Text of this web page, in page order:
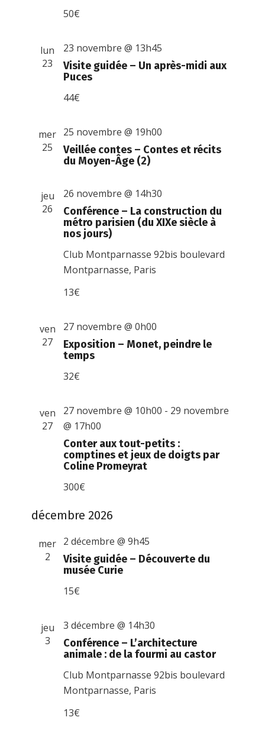
50€
lun
23
Visite guidée – Un après-midi aux
Puces
23 novembre @ 13h45
44€
mer
25
Veillée contes – Contes et récits
du Moyen-Âge (2)
25 novembre @ 19h00
jeu
26
Conférence – La construction du
métro parisien (du XIXe siècle à
nos jours)
26 novembre @ 14h30
Club Montparnasse92bis boulevard
Montparnasse, Paris
13€
ven
27
Exposition – Monet, peindre le
temps
27 novembre @ 0h00
32€
ven
27
Conter aux tout-petits :
comptines et jeux de doigts par
Coline Promeyrat
27 novembre @ 10h00 - 29 novembre
@ 17h00
300€
décembre 2026
mer
2
Visite guidée – Découverte du
musée Curie
2 décembre @ 9h45
15€
jeu
3
Conférence – L’architecture
animale : de la fourmi au castor
3 décembre @ 14h30
Club Montparnasse92bis boulevard
Montparnasse, Paris
13€